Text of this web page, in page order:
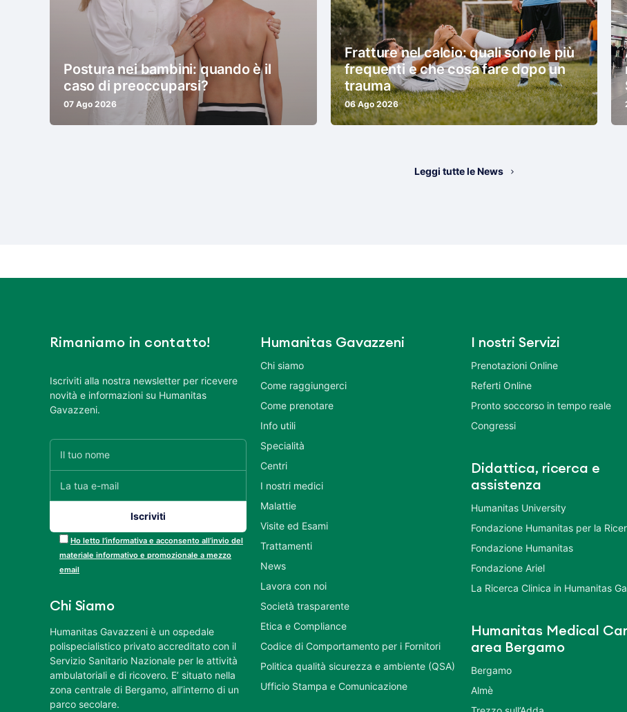
Postura nei bambini: quando è il
caso di preoccuparsi?
07 Ago 2026
Fratture nel calcio: quali sono le più
frequenti e che cosa fare dopo un
trauma
06 Ago 2026
Leggi tutte le News
Rimaniamo in contatto!
Iscriviti alla nostra newsletter per ricevere
novità e informazioni su Humanitas
Gavazzeni.
Ho letto l’informativa e acconsento all’invio del
materiale informativo e promozionale a mezzo
email
Chi Siamo
Humanitas Gavazzeni è un ospedale
polispecialistico privato accreditato con il
Servizio Sanitario Nazionale per le attività
ambulatoriali e di ricovero. E’ situato nella
zona centrale di Bergamo, all’interno di un
parco secolare.
Humanitas Gavazzeni
Chi siamo
Come raggiungerci
Come prenotare
Info utili
Specialità
Centri
I nostri medici
Malattie
Visite ed Esami
Trattamenti
News
Lavora con noi
Società trasparente
Etica e Compliance
Codice di Comportamento per i Fornitori
Politica qualità sicurezza e ambiente (QSA)
Ufficio Stampa e Comunicazione
I nostri Servizi
Prenotazioni Online
Referti Online
Pronto soccorso in tempo reale
Congressi
Didattica, ricerca e
assistenza
Humanitas University
Fondazione Humanitas per la
Fondazione Humanitas
Fondazione Ariel
La Ricerca Clinica in Humanitas
Humanitas Medical
area Bergamo
Bergamo
Almè